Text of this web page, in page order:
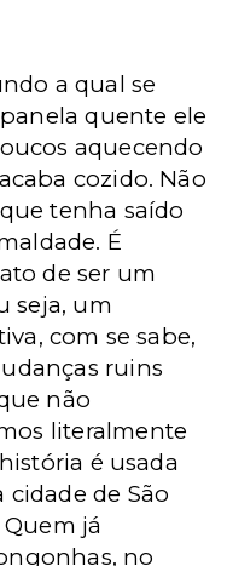
a qual se
quente ele
aquecendo
cozido. Não
tenha saído
É
de ser um
seja, um
com se sabe,
ruins
não
literalmente
é usada
de São
já
no